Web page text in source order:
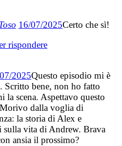
16/07/2025Certo che sì!
rispondere
2025Questo episodio mi è
Scritto bene, non ho fatto
la scena. Aspettavo questo
dalla voglia di
la storia di Alex e
sulla vita di Andrew. Brava
ansia il prossimo?